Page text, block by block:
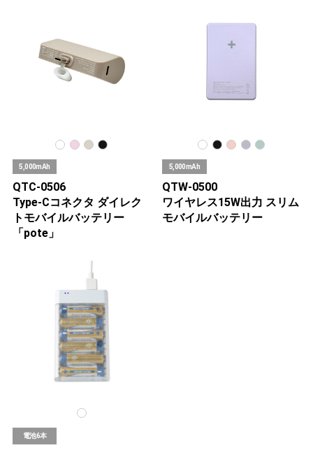
5,000mAh
QTC-0506
Type-Cコネクタ ダイレク
トモバイルバッテリー
「pote」
5,000mAh
QTW-0500
ワイヤレス15W出力 スリム
モバイルバッテリー
電池6本